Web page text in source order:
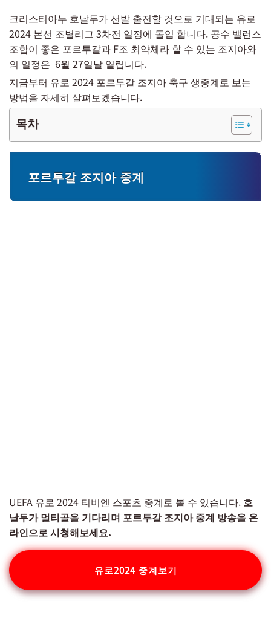
크리스티아누 호날두가 선발 출전할 것으로 기대되는 유로
2024 본선 조별리그 3차전 일정에 돌입 합니다. 공수 밸런스
조합이 좋은 포르투갈과 F조 최약체라 할 수 있는 조지아와
의 일정은 6월 27일날 열립니다.
지금부터 유로 2024 포르투갈 조지아 축구 생중계로 보는
방법을 자세히 살펴보겠습니다.
목차
포르투갈 조지아 중계
UEFA 유로 2024 티비엔 스포츠 중계로 볼 수 있습니다. 호
날두가 멀티골을 기다리며 포르투갈 조지아 중계 방송을 온
라인으로 시청해보세요.
유로2024 중계보기